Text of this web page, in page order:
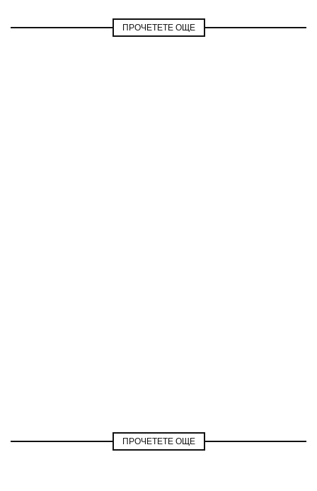
ПРОЧЕТЕТЕ ОЩЕ
ПРОЧЕТЕТЕ ОЩЕ